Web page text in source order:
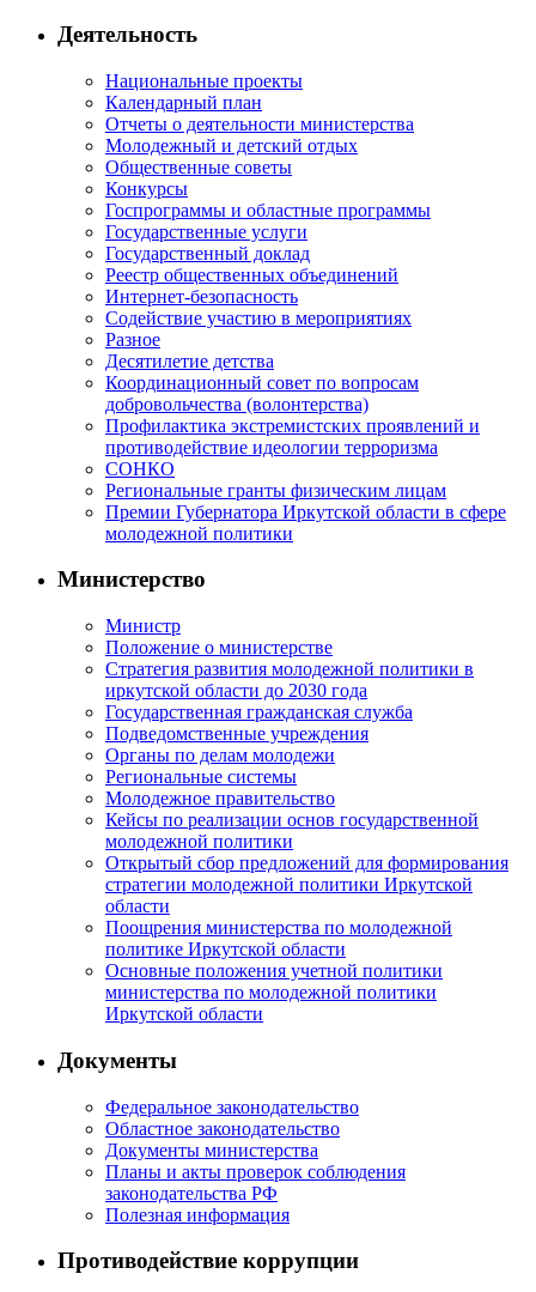
Деятельность
Национальные проекты
Календарный план
Отчеты о деятельности министерства
Молодежный и детский отдых
Общественные советы
Конкурсы
Госпрограммы и областные программы
Государственные услуги
Государственный доклад
Реестр общественных объединений
Интернет-безопасность
Содействие участию в мероприятиях
Разное
Десятилетие детства
Координационный совет по вопросам
добровольчества (волонтерства)
Профилактика экстремистских проявлений и
противодействие идеологии терроризма
СОНКО
Региональные гранты физическим лицам
Премии Губернатора Иркутской области в сфере
молодежной политики
Министерство
Министр
Положение о министерстве
Стратегия развития молодежной политики в
иркутской области до 2030 года
Государственная гражданская служба
Подведомственные учреждения
Органы по делам молодежи
Региональные системы
Молодежное правительство
Кейсы по реализации основ государственной
молодежной политики
Открытый сбор предложений для формирования
стратегии молодежной политики Иркутской
области
Поощрения министерства по молодежной
политике Иркутской области
Основные положения учетной политики
министерства по молодежной политики
Иркутской области
Документы
Федеральное законодательство
Областное законодательство
Документы министерства
Планы и акты проверок соблюдения
законодательства РФ
Полезная информация
Противодействие коррупции